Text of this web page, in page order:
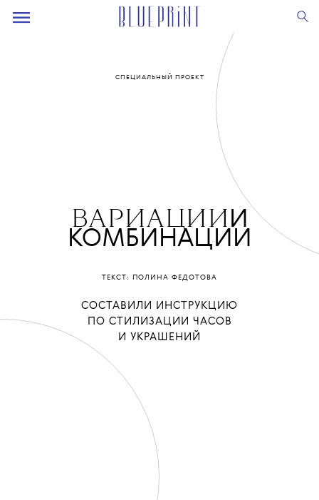
СПЕЦИАЛЬНЫЙ ПРОЕКТ
ВАРИАЦИИИ
КОМБИНАЦИИ
ТЕКСТ: ПОЛИНА ФЕДОТОВА
СОСТАВИЛИ ИНСТРУКЦИЮ
ПО СТИЛИЗАЦИИ ЧАСОВ
И УКРАШЕНИЙ